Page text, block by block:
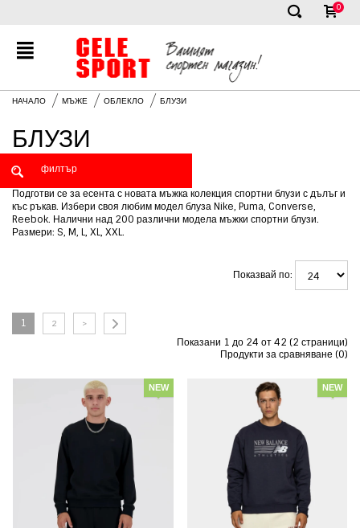
✕
0
НАЧАЛО МЪЖЕ ОБЛЕКЛО БЛУЗИ
БЛУЗИ
Подготви се за есента с новата мъжка колекция спортни блузи с дълъг и
къс ръкав. Избери своя любим модел блуза Nike, Puma, Converse,
Reebok. Налични над 200 различни модела мъжки спортни блузи.
Размери: S, M, L, XL, XXL.
Показвай по:
1 2 >
Показани 1 до 24 от 42 (2 страници)
Продукти за сравняване (0)
NEW NEW